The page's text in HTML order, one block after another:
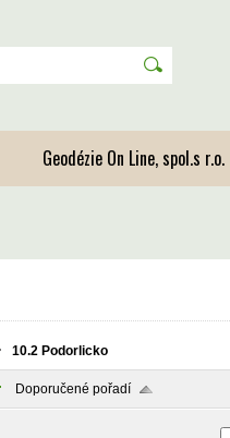
Geodézie On Line, spol.s r.o.
10.2 Podorlicko
Doporučené pořadí